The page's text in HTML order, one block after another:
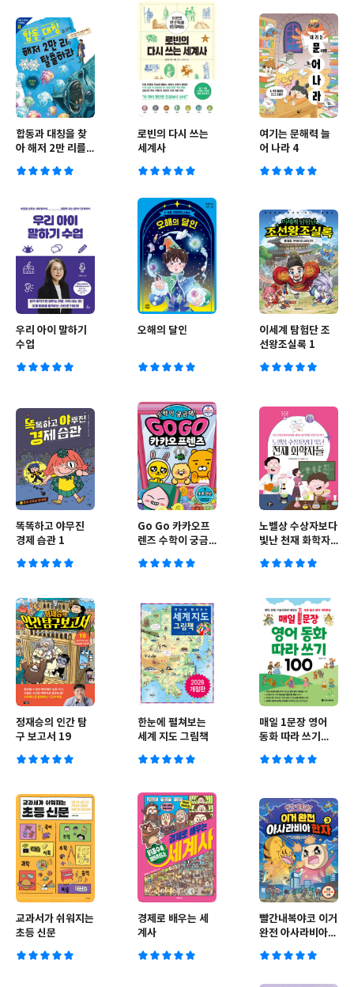
합동과 대칭을 찾
아 해저 2만 리를
로빈의 다시 쓰는
세계사
여기는 문해력 늘
어 나라 4
우리 아이 말하기
수업
오해의 달인
이세계 탐험단 조
선왕조실록 1
똑똑하고 야무진
경제 습관 1
Go Go 카카오프
렌즈 수학이 궁금
노벨상 수상자보다
빛난 천재 화학자
정재승의 인간 탐
구 보고서 19
한눈에 펼쳐보는
세계 지도 그림책
매일 1문장 영어
동화 따라 쓰기
교과서가 쉬워지는
초등 신문
경제로 배우는 세
계사
빨간내복야코 이거
완전 아사라비아